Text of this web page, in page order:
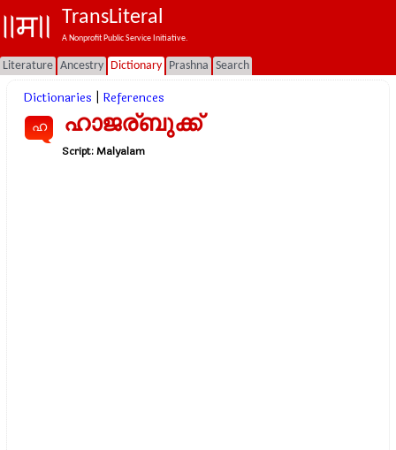
TransLiteral
A Nonprofit Public Service Initiative.
Literature Ancestry Dictionary Prashna Search
Dictionaries References
ഹ ഹാജര്ബുക്ക്
Script:Malyalam